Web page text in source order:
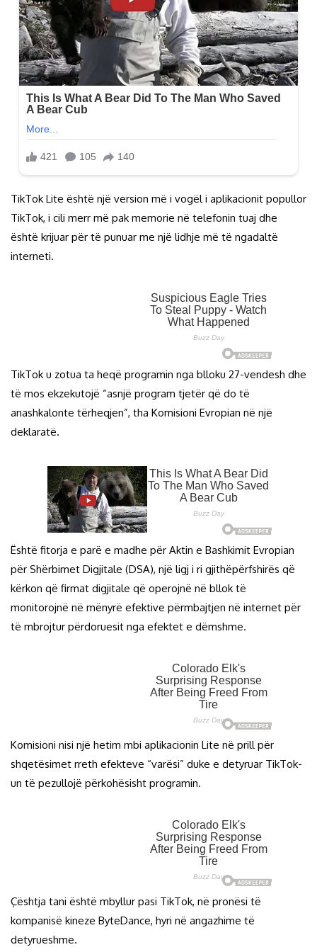
TikTok Lite është një version më i vogël i aplikacionit popullor
TikTok, i cili merr më pak memorie në telefonin tuaj dhe
është krijuar për të punuar me një lidhje më të ngadaltë
interneti.
TikTok u zotua ta heqë programin nga blloku 27-vendesh dhe
të mos ekzekutojë “asnjë program tjetër që do të
anashkalonte tërheqjen”, tha Komisioni Evropian në një
deklaratë.
Është fitorja e parë e madhe për Aktin e Bashkimit Evropian
për Shërbimet Digjitale (DSA), një ligj i ri gjithëpërfshirës që
kërkon që firmat digjitale që operojnë në bllok të
monitorojnë në mënyrë efektive përmbajtjen në internet për
të mbrojtur përdoruesit nga efektet e dëmshme.
Komisioni nisi një hetim mbi aplikacionin Lite në prill për
shqetësimet rreth efekteve “varësi” duke e detyruar TikTok-
un të pezullojë përkohësisht programin.
Çështja tani është mbyllur pasi TikTok, në pronësi të
kompanisë kineze ByteDance, hyri në angazhime të
detyrueshme.